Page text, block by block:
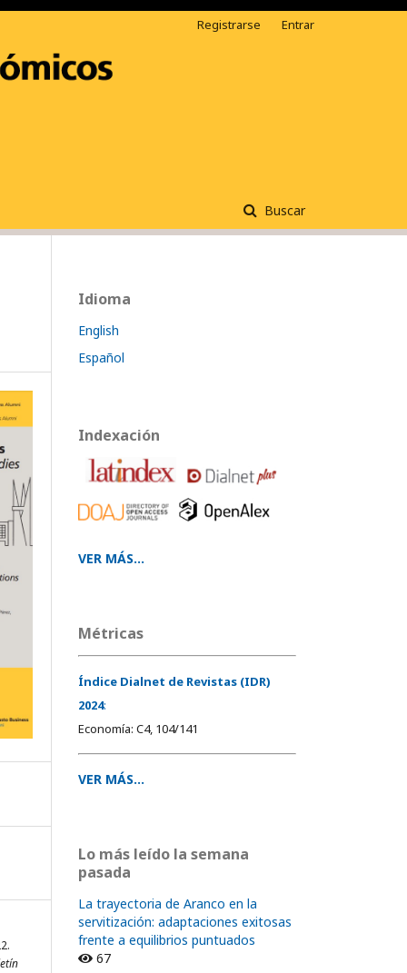
Buscar
Registrarse Entrar
Idioma
English
Español
Indexación
VER MÁS...
Métricas
Índice Dialnet de Revistas (IDR)
2024:
Economía: C4, 104/141
VER MÁS...
Lo más leído la semana
pasada
La trayectoria de Aranco en la
servitización: adaptaciones exitosas
frente a equilibrios puntuados
67